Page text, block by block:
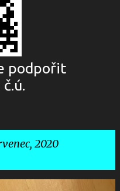
podpořit
2020